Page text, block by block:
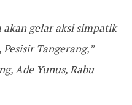
gelar aksi simpatik
Tangerang,”
Ade Yunus, Rabu